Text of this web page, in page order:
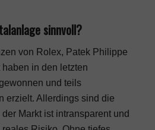
sinnvoll?
von Rolex, Patek Philippe
in den letzten
und teils
erzielt. Allerdings sind die
Markt ist intransparent und